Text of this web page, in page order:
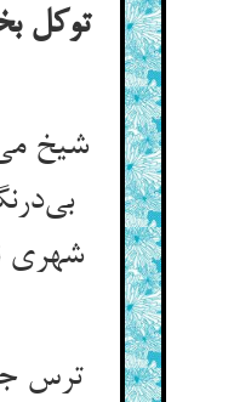
توکل
شیخ
شهری
ترس